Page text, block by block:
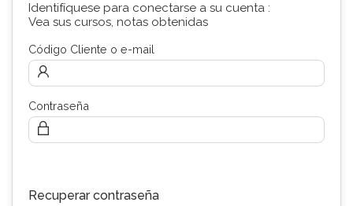
Identifíquese para conectarse a su cuenta :
Vea sus cursos, notas obtenidas
Código Cliente o e-mail
Contraseña
Recuperar contraseña